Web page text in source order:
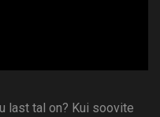
last tal on? Kui soovite